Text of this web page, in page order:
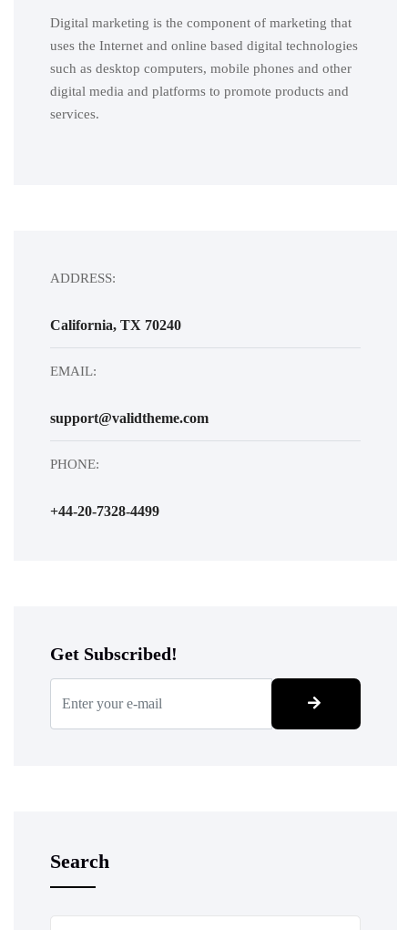
Digital marketing is the component of marketing that
uses the Internet and online based digital technologies
such as desktop computers, mobile phones and other
digital media and platforms to promote products and
services.
ADDRESS:
California, TX 70240
EMAIL:
support@validtheme.com
PHONE:
+44-20-7328-4499
Get Subscribed!
Search